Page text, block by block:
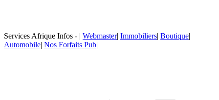
Services Afrique Infos - | Webmaster| Immobiliers| Boutique|
Automobile| Nos Forfaits Pub|